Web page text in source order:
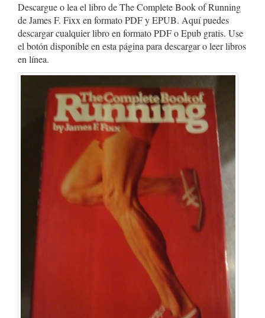
Descargue o lea el libro de The Complete Book of Running
de James F. Fixx en formato PDF y EPUB. Aquí puedes
descargar cualquier libro en formato PDF o Epub gratis. Use
el botón disponible en esta página para descargar o leer libros
en línea.